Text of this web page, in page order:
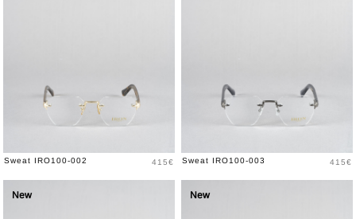
Sweat IRO100-002 Prix
415€ Sweat IRO100-003 Prix
415€
New New